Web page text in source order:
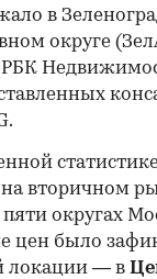
в
округе
вторичном
округах
цен было
локации — в